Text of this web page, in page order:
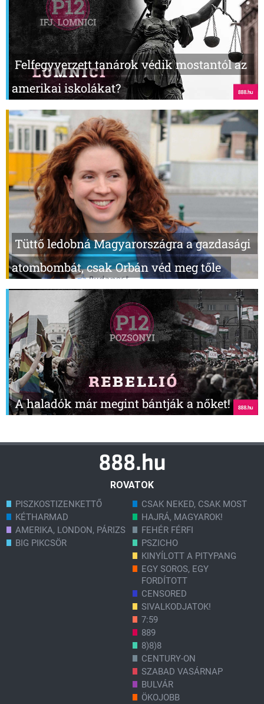
Felfegyverzett tanárok védik mostantól az
amerikai iskolákat?
Tüttő ledobná Magyarországra a gazdasági
atombombát, csak Orbán véd meg tőle
A haladók már megint bántják a nőket!
ROVATOK
PISZKOSTIZENKETTŐ
KÉTHARMAD
AMERIKA, LONDON, PÁRIZS
BIG PIKCSÖR
CSAK NEKED, CSAK MOST
HAJRÁ, MAGYAROK!
FEHÉR FÉRFI
PSZICHO
KINYÍLOTT A PITYPANG
EGY SOROS, EGY
FORDÍTOTT
CENSORED
SIVALKODJATOK!
7:59
889
8)8)8
CENTURY-ON
SZABAD VASÁRNAP
BULVÁR
ÖKOJOBB